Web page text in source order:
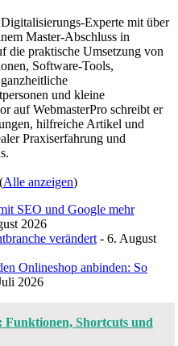
Experte mit über
Master-Abschluss in
die praktische Umsetzung von
Software-Tools,
und kleine
auf WebmasterPro schreibt er
hilfreiche Artikel und
Praxiserfahrung und
(Alle anzeigen)
SEO und Google mehr
2026
verändert - 6. August
Onlineshop anbinden: So
2026
Funktionen, Shortcuts und